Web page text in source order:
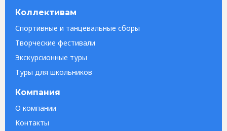
Коллективам
Спортивные и танцевальные сборы
Творческие фестивали
Экскурсионные туры
Туры для школьников
Компания
О компании
Контакты